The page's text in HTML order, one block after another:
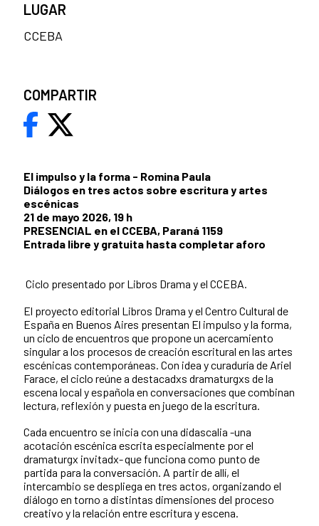
El impulso y la forma - Romina Paula
Diálogos en tres actos sobre escritura y artes
escénicas
21 de mayo 2026, 19 h
PRESENCIAL en el CCEBA, Paraná 1159
Entrada libre y gratuita hasta completar aforo
Ciclo presentado por Libros Drama y el CCEBA.
El proyecto editorial Libros Drama y el Centro Cultural de
España en Buenos Aires presentan El impulso y la forma,
un ciclo de encuentros que propone un acercamiento
singular a los procesos de creación escritural en las artes
escénicas contemporáneas. Con idea y curaduría de Ariel
Farace, el ciclo reúne a destacadxs dramaturgxs de la
escena local y española en conversaciones que combinan
lectura, reflexión y puesta en juego de la escritura.
Cada encuentro se inicia con una didascalia -una
acotación escénica escrita especialmente por el
dramaturgx invitadx- que funciona como punto de
partida para la conversación. A partir de allí, el
intercambio se despliega en tres actos, organizando el
diálogo en torno a distintas dimensiones del proceso
creativo y la relación entre escritura y escena.
LUGAR
CCEBA
COMPARTIR